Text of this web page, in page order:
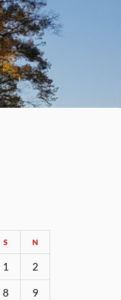
S N
1 2
8 9